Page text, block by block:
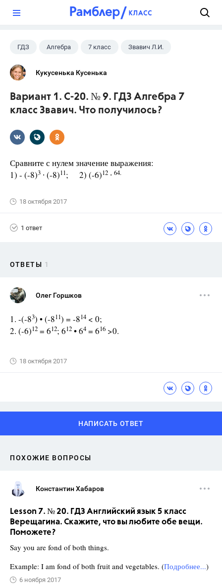
ГДЗ Алгебра 7 класс Звавич Л.И.
Кукусенька Кусенька
Вариант 1. С-20. № 9. ГДЗ Алгебра 7
класс Звавич. Что получилось?
Сравните с нулем значение выражения:
1) - (-8)3 ∙ (-8)11; 2) (-6)12 ∙ 64.
18 октября 2017
1 ответ
ОТВЕТЫ 1
Олег Горшков
1. -(-83) • (-811) = -814 < 0;
2. (-6)12 = 612; 612 • 64 = 616 >0.
18 октября 2017
НАПИСАТЬ ОТВЕТ
ПОХОЖИЕ ВОПРОСЫ
Константин Хабаров
Lesson 7. № 20. ГДЗ Английский язык 5 класс
Верещагина. Скажите, что вы любите обе вещи.
Поможете?
Say you are fond of both things.
Example: I am fond of both fruit and vegetables. (Подробнее...)
6 ноября 2017